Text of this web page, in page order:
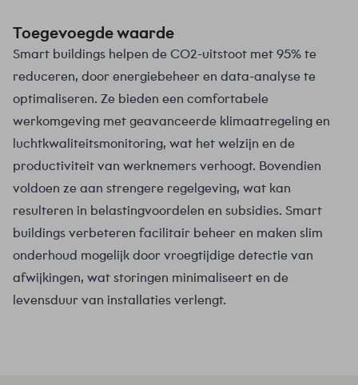
Toegevoegde waarde
Smart buildings helpen de CO2-uitstoot met 95% te
reduceren, door energiebeheer en data-analyse te
optimaliseren. Ze bieden een comfortabele
werkomgeving met geavanceerde klimaatregeling en
luchtkwaliteitsmonitoring, wat het welzijn en de
productiviteit van werknemers verhoogt. Bovendien
voldoen ze aan strengere regelgeving, wat kan
resulteren in belastingvoordelen en subsidies. Smart
buildings verbeteren facilitair beheer en maken slim
onderhoud mogelijk door vroegtijdige detectie van
afwijkingen, wat storingen minimaliseert en de
levensduur van installaties verlengt.